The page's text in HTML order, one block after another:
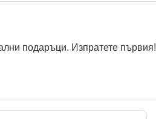
подаръци. Изпратете първия!